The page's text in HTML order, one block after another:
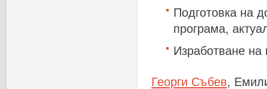
Подготовка на
програма,
Изработване на
Георги Събев,